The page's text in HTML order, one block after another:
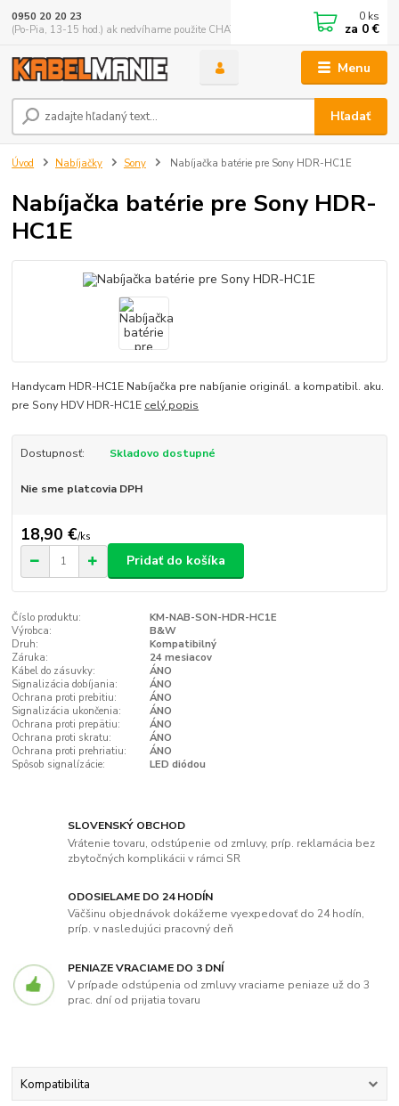
Menu
Hľadať
0950 20 20 23
(Po-Pia, 13-15 hod.) ak nedvíhame použite CHATBOX
0 ks
za 0 €
Úvod Nabíjačky Sony Nabíjačka batérie pre Sony HDR-HC1E
Nabíjačka batérie pre Sony HDR-
HC1E
Handycam HDR-HC1E Nabíjačka pre nabíjanie originál. a kompatibil. aku.
pre Sony HDV HDR-HC1E celý popis
Dostupnosť: Skladovo dostupné
Nie sme platcovia DPH
18,90 €/ks
Pridať do košíka
Číslo produktu:
KM-NAB-SON-HDR-HC1E
Výrobca:
B&W
Druh:
Kompatibilný
Záruka:
24 mesiacov
Kábel do zásuvky:
ÁNO
Signalizácia dobíjania:
ÁNO
Ochrana proti prebitiu:
ÁNO
Signalizácia ukončenia:
ÁNO
Ochrana proti prepätiu:
ÁNO
Ochrana proti skratu:
ÁNO
Ochrana proti prehriatiu:
ÁNO
Spôsob signalízácie:
LED diódou
SLOVENSKÝ OBCHOD
Vrátenie tovaru, odstúpenie od zmluvy, príp. reklamácia bez
zbytočných komplikácii v rámci SR
ODOSIELAME DO 24 HODÍN
Väčšinu objednávok dokážeme vyexpedovať do 24 hodín,
príp. v nasledujúci pracovný deň
PENIAZE VRACIAME DO 3 DNÍ
V prípade odstúpenia od zmluvy vraciame peniaze už do 3
prac. dní od prijatia tovaru
Kompatibilita